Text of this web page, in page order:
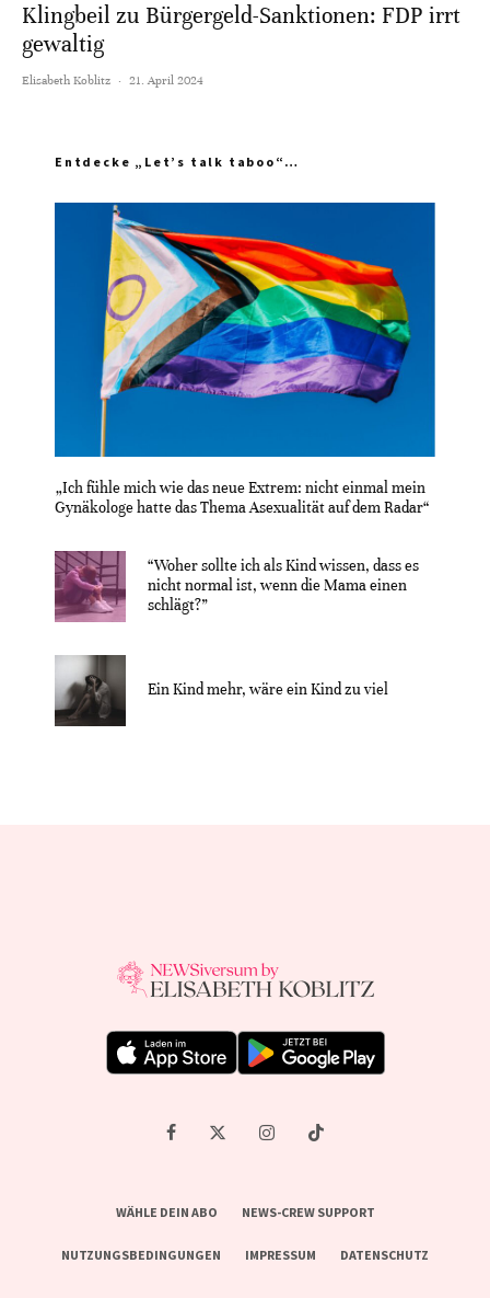
Klingbeil zu Bürgergeld-Sanktionen: FDP irrt
gewaltig
Elisabeth Koblitz · 21. April 2024
Entdecke „Let’s talk taboo“…
„Ich fühle mich wie das neue Extrem: nicht einmal mein
Gynäkologe hatte das Thema Asexualität auf dem Radar“
“Woher sollte ich als Kind wissen, dass es
nicht normal ist, wenn die Mama einen
schlägt?”
Ein Kind mehr, wäre ein Kind zu viel
WÄHLE DEIN ABO NEWS-CREW SUPPORT
NUTZUNGSBEDINGUNGEN IMPRESSUM DATENSCHUTZ